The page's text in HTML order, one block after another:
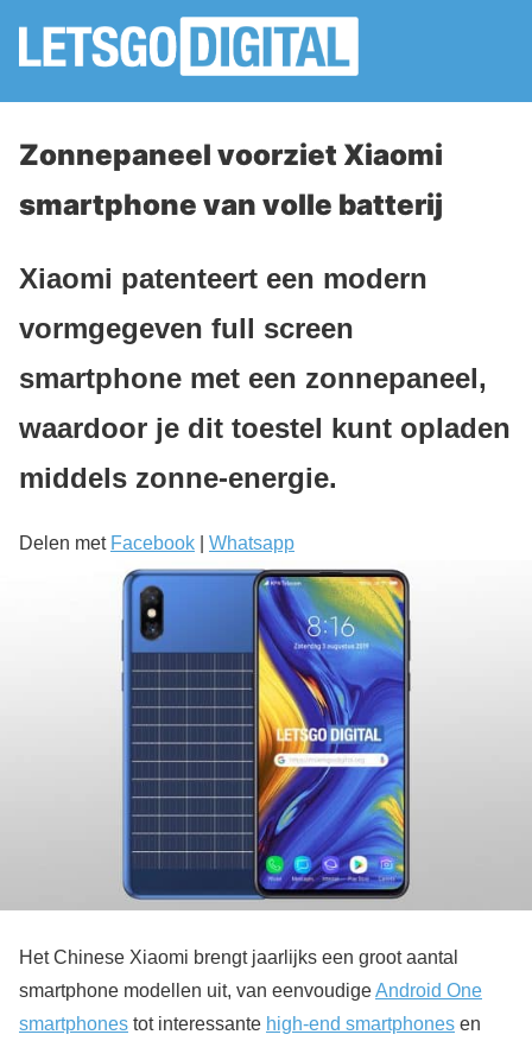
Zonnepaneel voorziet Xiaomi
smartphone van volle batterij
Xiaomi patenteert een modern
vormgegeven full screen
smartphone met een zonnepaneel,
waardoor je dit toestel kunt opladen
middels zonne-energie.
Delen met Facebook Whatsapp
Het Chinese Xiaomi brengt jaarlijks een groot aantal
smartphone modellen uit, van eenvoudigeAndroid One
smartphones tot interessante high-end smartphones en